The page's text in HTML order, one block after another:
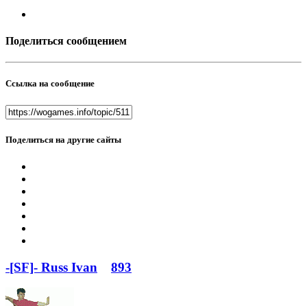
Поделиться сообщением
Ссылка на сообщение
Поделиться на другие сайты
-[SF]- Russ Ivan 893